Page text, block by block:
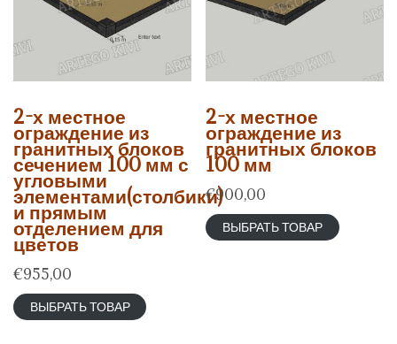
2-х местное
ограждение из
гранитных блоков
сечением 100 мм с
угловыми
элементами(столбики)
и прямым
отделением для
цветов
€955,00
ВЫБРАТЬ ТОВАР
2-х местное
ограждение из
гранитных блоков
100 мм
€900,00
ВЫБРАТЬ ТОВАР